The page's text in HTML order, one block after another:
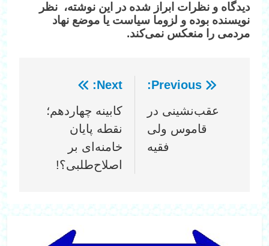
دیدگاه‌ و نظرات ابراز شده در این نوشته، نظر
نویسنده بوده و لزوما سیاست یا موضع نهاد
مردمی را منعکس نمی‌کند.
راهبری
نوشته
Previous:
عقب‌نشینی در
قاموس ولی
فقیه
Next:
کابینه چهاردهم؛
نقطه پایان
خامنه‌ای بر
اصلاح‌طلبی؟!